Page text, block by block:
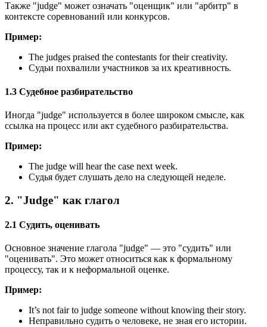
Также "judge" может означать "оценщик" или "арбитр" в
контексте соревнований или конкурсов.
Пример:
The judges praised the contestants for their creativity.
Судьи похвалили участников за их креативность.
1.3 Судебное разбирательство
Иногда "judge" используется в более широком смысле, как
ссылка на процесс или акт судебного разбирательства.
Пример:
The judge will hear the case next week.
Судья будет слушать дело на следующей неделе.
2. "Judge" как глагол
2.1 Судить, оценивать
Основное значение глагола "judge" — это "судить" или
"оценивать". Это может относиться как к формальному
процессу, так и к неформальной оценке.
Пример:
It’s not fair to judge someone without knowing their story.
Неправильно судить о человеке, не зная его истории.